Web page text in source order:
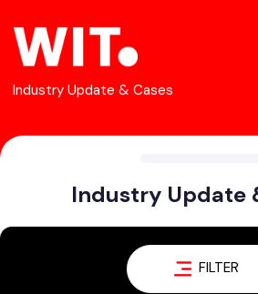
Industry Update & Cases
Industry Update
FILTER